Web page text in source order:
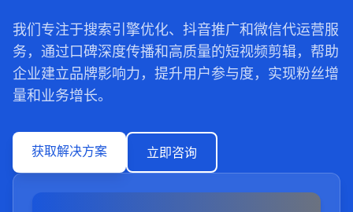
我们专注于搜索引擎优化、抖音推广和微信代运营服
务，通过口碑深度传播和高质量的短视频剪辑，帮助
企业建立品牌影响力，提升用户参与度，实现粉丝增
量和业务增长。
获取解决方案 立即咨询